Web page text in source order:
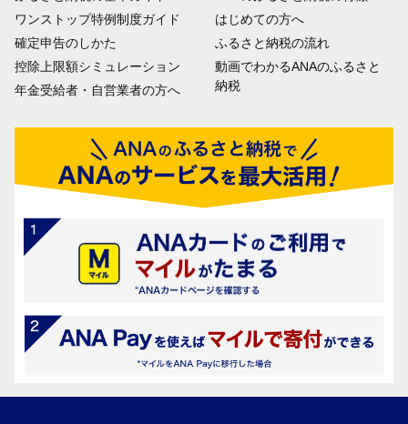
ワンストップ特例制度ガイド
確定申告のしかた
控除上限額シミュレーション
年金受給者・自営業者の方へ
はじめての方へ
ふるさと納税の流れ
動画でわかるANAのふるさと
納税